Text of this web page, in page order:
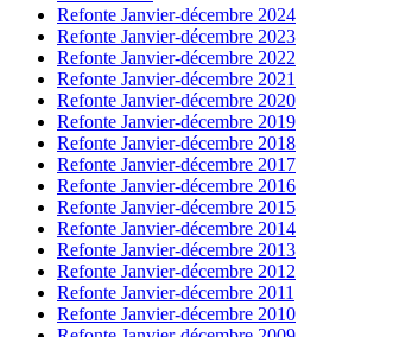
Refonte Janvier-décembre 2024
Refonte Janvier-décembre 2023
Refonte Janvier-décembre 2022
Refonte Janvier-décembre 2021
Refonte Janvier-décembre 2020
Refonte Janvier-décembre 2019
Refonte Janvier-décembre 2018
Refonte Janvier-décembre 2017
Refonte Janvier-décembre 2016
Refonte Janvier-décembre 2015
Refonte Janvier-décembre 2014
Refonte Janvier-décembre 2013
Refonte Janvier-décembre 2012
Refonte Janvier-décembre 2011
Refonte Janvier-décembre 2010